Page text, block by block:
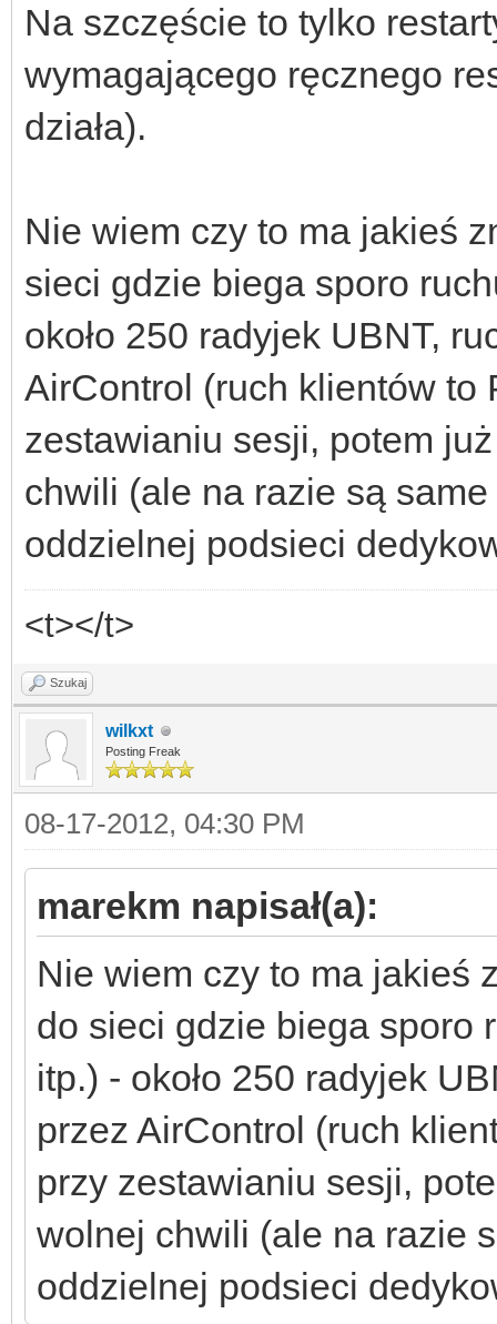
Na szczęście to tylko
wymagającego ręcznego
działa).
Nie wiem czy to ma jakieś
sieci gdzie biega sporo
około 250 radyjek UBNT,
AirControl (ruch klientów to
zestawianiu sesji, potem
chwili (ale na razie są
oddzielnej podsieci
<t></t>
Szukaj
wilkxt
Posting Freak
08-17-2012, 04:30 PM
marekm napisał(a):
Nie wiem czy to ma jakieś
do sieci gdzie biega sporo
itp.) - około 250 radyjek
przez AirControl (ruch
przy zestawianiu sesji,
wolnej chwili (ale na razie
oddzielnej podsieci